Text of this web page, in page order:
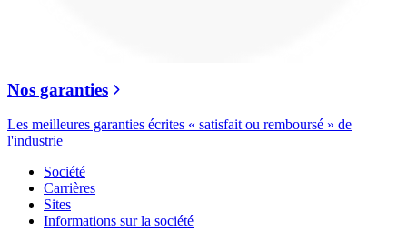
Nos garanties
Les meilleures garanties écrites « satisfait ou remboursé » de
l'industrie
Société
Carrières
Sites
Informations sur la société